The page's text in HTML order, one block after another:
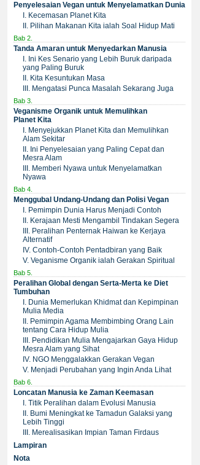
Penyelesaian Vegan untuk Menyelamatkan Dunia
I. Kecemasan Planet Kita
II. Pilihan Makanan Kita ialah Soal Hidup Mati
Bab 2.
Tanda Amaran untuk Menyedarkan Manusia
I. Ini Kes Senario yang Lebih Buruk daripada
yang Paling Buruk
II. Kita Kesuntukan Masa
III. Mengatasi Punca Masalah Sekarang Juga
Bab 3.
Veganisme Organik untuk Memulihkan
Planet Kita
I. Menyejukkan Planet Kita dan Memulihkan
Alam Sekitar
II. Ini Penyelesaian yang Paling Cepat dan
Mesra Alam
III. Memberi Nyawa untuk Menyelamatkan
Nyawa
Bab 4.
Menggubal Undang-Undang dan Polisi Vegan
I. Pemimpin Dunia Harus Menjadi Contoh
II. Kerajaan Mesti Mengambil Tindakan Segera
III. Peralihan Penternak Haiwan ke Kerjaya
Alternatif
IV. Contoh-Contoh Pentadbiran yang Baik
V. Veganisme Organik ialah Gerakan Spiritual
Bab 5.
Peralihan Global dengan Serta-Merta ke Diet
Tumbuhan
I. Dunia Memerlukan Khidmat dan Kepimpinan
Mulia Media
II. Pemimpin Agama Membimbing Orang Lain
tentang Cara Hidup Mulia
III. Pendidikan Mulia Mengajarkan Gaya Hidup
Mesra Alam yang Sihat
IV. NGO Menggalakkan Gerakan Vegan
V. Menjadi Perubahan yang Ingin Anda Lihat
Bab 6.
Loncatan Manusia ke Zaman Keemasan
I. Titik Peralihan dalam Evolusi Manusia
II. Bumi Meningkat ke Tamadun Galaksi yang
Lebih Tinggi
III. Merealisasikan Impian Taman Firdaus
Lampiran
Nota